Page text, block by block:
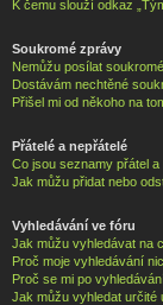
K čemu slouží odkaz
Soukromé zprávy
Nemůžu posílat
Dostávám nechtěné
Přišel mi od někoho na
Přátelé a nepřátelé
Co jsou seznamy přátel a
Jak můžu přidat nebo
Vyhledávání ve fóru
Jak můžu vyhledávat na
Proč moje vyhledávání
Proč se mi po
Jak můžu vyhledat určité